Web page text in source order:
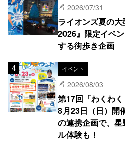
2026/07/31
ライオンズ夏の
2026』限定イベ
する街歩き企画
イベント
2026/08/03
第17回「わくわ
8月23日（日）開
の連携企画で、
ル体験も！